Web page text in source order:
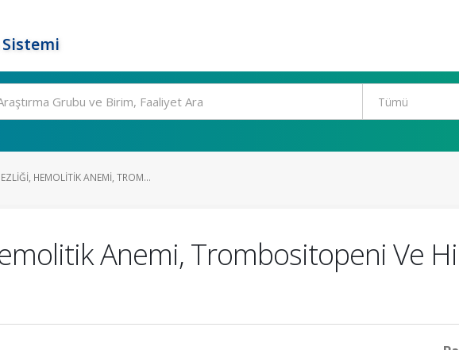
HEMOLITIK ANEMI, TROM...
Anemi, Trombositopeni Ve